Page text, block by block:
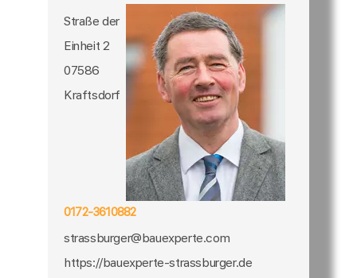
Straße der
Einheit 2
07586
Kraftsdorf
0172-3610882
strassburger@bauexperte.com
https://bauexperte-strassburger.de